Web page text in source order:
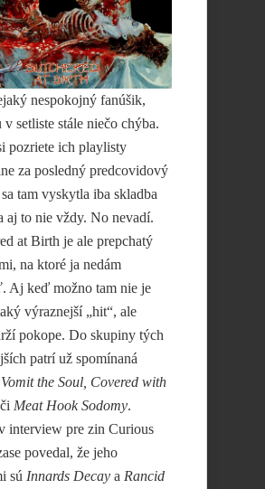
nespokojný fanúšik,
v setliste stále niečo chýba.
pozriete ich playlisty
za posledný predcovidový
tam vyskytla iba skladba
aj to nie vždy. No nevadí.
at Birth je ale prepchatý
na ktoré ja nedám
Aj keď možno tam nie je
výraznejší „hit“, ale
pokope. Do skupiny tých
patrí už spomínaná
the Soul, Covered with
Meat Hook Sodomy.
interview pre zin Curious
povedal, že jeho
sú Innards Decay a Rancid